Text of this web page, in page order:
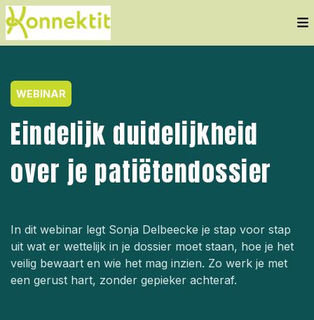
WEBINAR
Eindelijk duidelijkheid
over je patiëtendossier
In dit webinar legt Sonja Delbeecke je stap voor stap
uit wat er wettelijk in je dossier moet staan, hoe je het
veilig bewaart en wie het mag inzien. Zo werk je met
een gerust hart, zonder gepieker achteraf.